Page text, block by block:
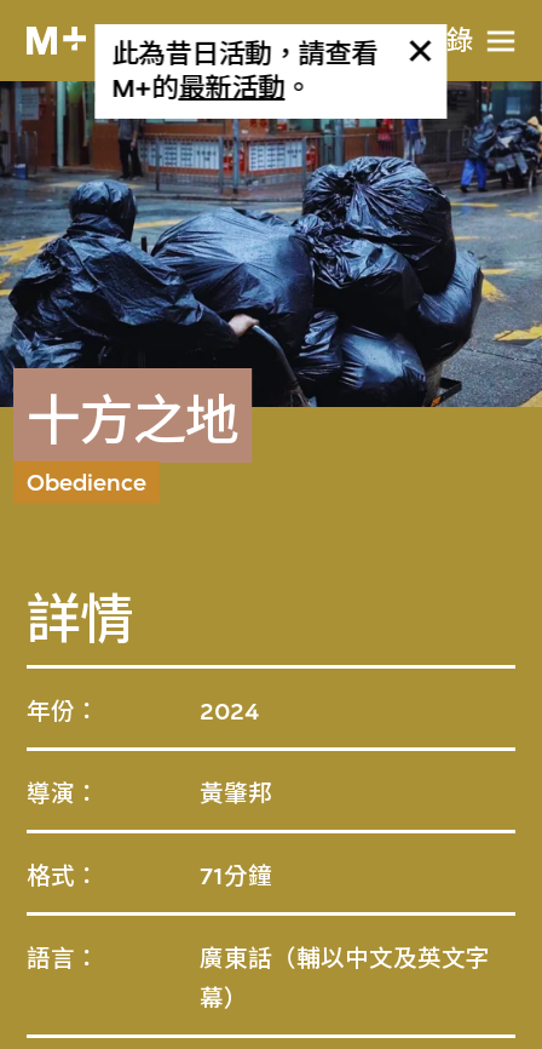
目​錄
此為昔日活動，請查看
M+的最新活動 。
十方之地
Obedience
詳情
年份： 2024
導演： 黃肇邦
格式： 71分鐘
語言：
廣東話（輔以中文及英文字
幕）